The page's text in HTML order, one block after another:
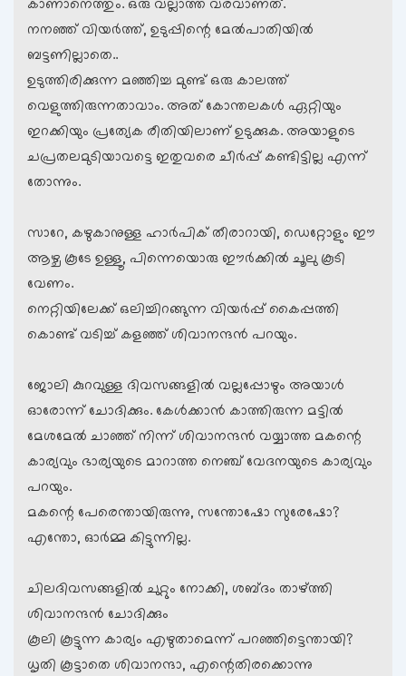
കാണാനെത്തും. ഒരു വല്ലാത്ത വരവാണത്.
നനഞ്ഞ് വിയര്‍ത്ത്, ഉടുപ്പിന്റെ മേല്‍പാതിയില്‍
ബട്ടണില്ലാതെ..
ഉടുത്തിരിക്കുന്ന മഞ്ഞിച്ച മുണ്ട് ഒരു കാലത്ത്
വെളുത്തിരുന്നതാവാം. അത് കോന്തലകള്‍ ഏറ്റിയും
ഇറക്കിയും പ്രത്യേക രീതിയിലാണ് ഉടുക്കുക. അയാളുടെ
ചപ്രതലമുടിയാവട്ടെ ഇതുവരെ ചീര്‍പ്പ് കണ്ടിട്ടില്ല എന്ന്
തോന്നും.
സാറേ, കഴുകാനുള്ള ഹാര്‍പിക് തീരാറായി, ഡെറ്റോളും ഈ
ആഴ്ച കൂടേ ഉള്ളൂ, പിന്നെയൊരു ഈര്‍ക്കില്‍ ചൂലു കൂടി
വേണം.
നെറ്റിയിലേക്ക് ഒലിച്ചിറങ്ങുന്ന വിയര്‍പ്പ് കൈപ്പത്തി
കൊണ്ട് വടിച്ച് കളഞ്ഞ് ശിവാനന്ദന്‍ പറയും.
ജോലി കുറവുള്ള ദിവസങ്ങളില്‍ വല്ലപ്പോഴും അയാള്‍
ഓരോന്ന് ചോദിക്കും. കേള്‍ക്കാന്‍ കാത്തിരുന്ന മട്ടില്‍
മേശമേല്‍ ചാഞ്ഞ് നിന്ന് ശിവാനന്ദന്‍ വയ്യാത്ത മകന്റെ
കാര്യവും ഭാര്യയുടെ മാറാത്ത നെഞ്ച് വേദനയുടെ കാര്യവും
പറയും.
മകന്റെ പേരെന്തായിരുന്നു, സന്തോഷോ സുരേഷോ?
എന്തോ, ഓര്‍മ്മ കിട്ടുന്നില്ല.
ചിലദിവസങ്ങളില്‍ ചുറ്റും നോക്കി, ശബ്ദം താഴ്ത്തി
ശിവാനന്ദന്‍ ചോദിക്കും
കൂലി കൂട്ടുന്ന കാര്യം എഴുതാമെന്ന് പറഞ്ഞിട്ടെന്തായി?
ധൃതി കൂട്ടാതെ ശിവാനന്ദാ, എന്റെതിരക്കൊന്നു